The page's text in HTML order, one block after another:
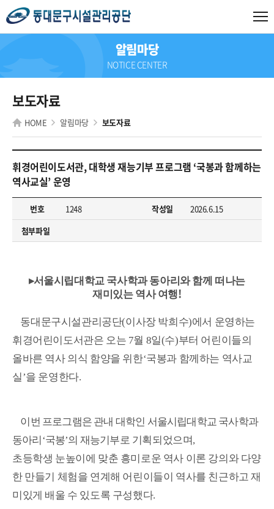
알림마당
NOTICE CENTER
보도자료
HOME 알림마당 보도자료
휘경어린이도서관, 대학생 재능기부 프로그램 ‘국봉과 함께하는
역사교실’ 운영
번호 1248 작성일
2026.6.15
첨부파일
▸서울시립대학교 국사학과 동아리와 함께 떠나는
재미있는 역사 여행!
동대문구시설관리공단(이사장 박희수)에서 운영하는
휘경어린이도서관은 오는 7월 8일(수)부터 어린이들의
올바른 역사 의식 함양을 위한‘국봉과 함께하는 역사교
실 ’을 운영한다.
이번 프로그램은 관내 대학인 서울시립대학교 국사학과
동아리 ‘국봉’의 재능기부로 기획되었으며,
초등학생 눈높이에 맞춘 흥미로운 역사 이론 강의와 다양
한 만들기 체험을 연계해 어린이들이 역사를 친근하고 재
미있게 배울 수 있도록 구성했다.